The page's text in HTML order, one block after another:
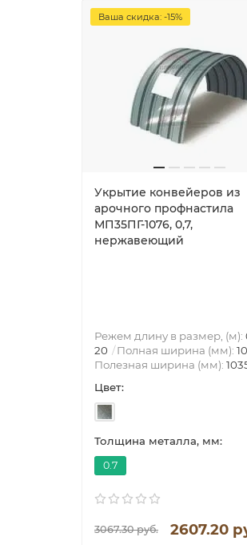
Ваша скидка: -15%
Укрытие конвейеров из
арочного профнастила
МП35ПГ-1076, 0,7,
нержавеющий
Режем длину в размер, (м):
20
Полная ширина (мм):
Полезная ширина (мм):
Цвет:
Толщина металла, мм:
0.7
3067.30 руб. 2607.20